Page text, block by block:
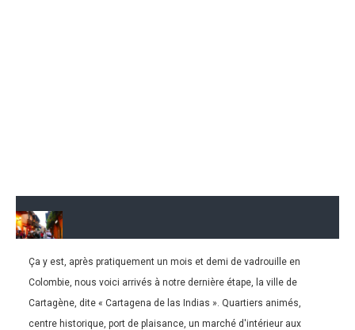
23.02.2016
Ça y est, après pratiquement un mois et demi de vadrouille en
Colombie, nous voici arrivés à notre dernière étape, la ville de
Cartagène, dite « Cartagena de las Indias ». Quartiers animés,
centre historique, port de plaisance, un marché d'intérieur aux